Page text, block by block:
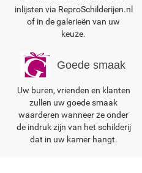
inlijsten via ReproSchilderijen.nl
of in de galerieën van uw
keuze.
Goede smaak
Uw buren, vrienden en klanten
zullen uw goede smaak
waarderen wanneer ze onder
de indruk zijn van het schilderij
dat in uw kamer hangt.